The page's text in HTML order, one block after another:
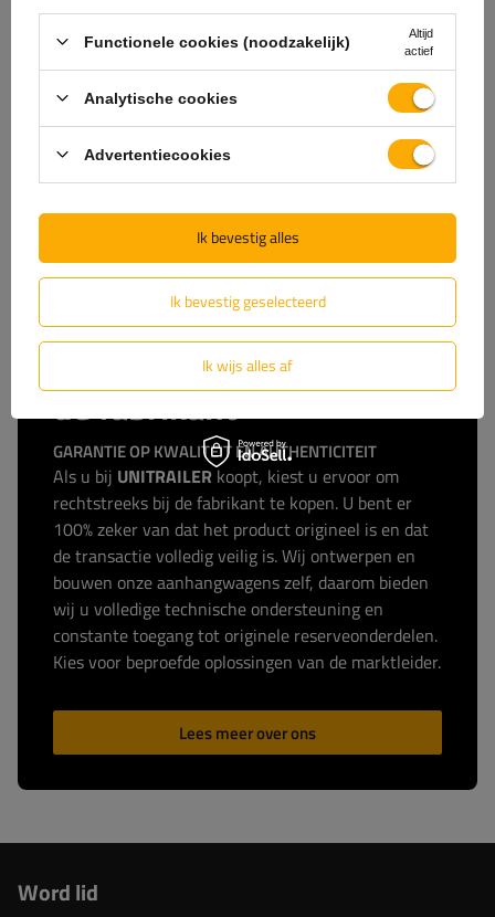
We verzenden al11 augustus
Aan
winkelwagen
toevoegen
De officiële webshop van
de fabrikant
GARANTIE OP KWALITEIT EN AUTHENTICITEIT
Als u bij UNITRAILERkoopt, kiest u ervoor om
rechtstreeks bij de fabrikant te kopen. U bent er
100% zeker van dat het product origineel is en dat
de transactie volledig veilig is. Wij ontwerpen en
bouwen onze aanhangwagens zelf, daarom bieden
wij u volledige technische ondersteuning en
constante toegang tot originele reserveonderdelen.
Kies voor beproefde oplossingen van de marktleider.
Lees meer over ons
Word lid
Functionele cookies (noodzakelijk)
Altijd
actief
Analytische cookies
Advertentiecookies
Ik bevestig geselecteerd
Ik wijs alles af
Ik bevestig alles